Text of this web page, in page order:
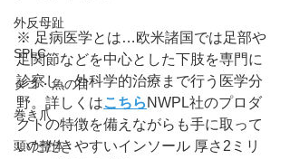
外反母趾
SPLC
タコ・魚の目
巻き爪
頭の整体
※ 足病医学とは…欧米諸国では足部や
足関節などを中心とした下肢を専門に
診察し、外科学的治療まで行う医学分
野。詳しくはこちら NWPL社のプロダ
クトの特徴を備えながらも手に取って
いただきやすいインソール 厚さ2ミリ